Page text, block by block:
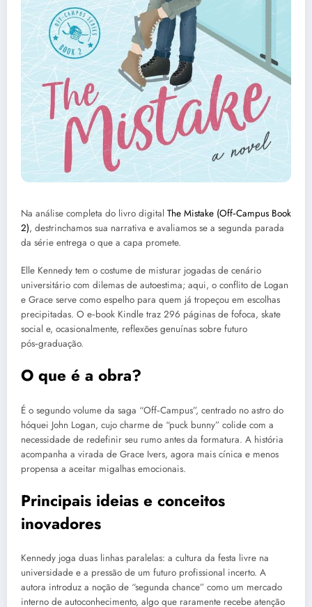
Na análise completa do livro digital The Mistake (Off‑Campus Book
2), destrinchamos sua narrativa e avaliamos se a segunda parada
da série entrega o que a capa promete.
Elle Kennedy tem o costume de misturar jogadas de cenário
universitário com dilemas de autoestima; aqui, o conflito de Logan
e Grace serve como espelho para quem já tropeçou em escolhas
precipitadas. O e‑book Kindle traz 296 páginas de fofoca, skate
social e, ocasionalmente, reflexões genuínas sobre futuro
pós‑graduação.
O que é a obra?
É o segundo volume da saga “Off‑Campus”, centrado no astro do
hóquei John Logan, cujo charme de “puck bunny” colide com a
necessidade de redefinir seu rumo antes da formatura. A história
acompanha a virada de Grace Ivers, agora mais cínica e menos
propensa a aceitar migalhas emocionais.
Principais ideias e conceitos
inovadores
Kennedy joga duas linhas paralelas: a cultura da festa livre na
universidade e a pressão de um futuro profissional incerto. A
autora introduz a noção de “segunda chance” como um mercado
interno de autoconhecimento, algo que raramente recebe atenção